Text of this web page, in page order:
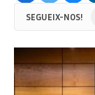
SEGUEIX-NOS!